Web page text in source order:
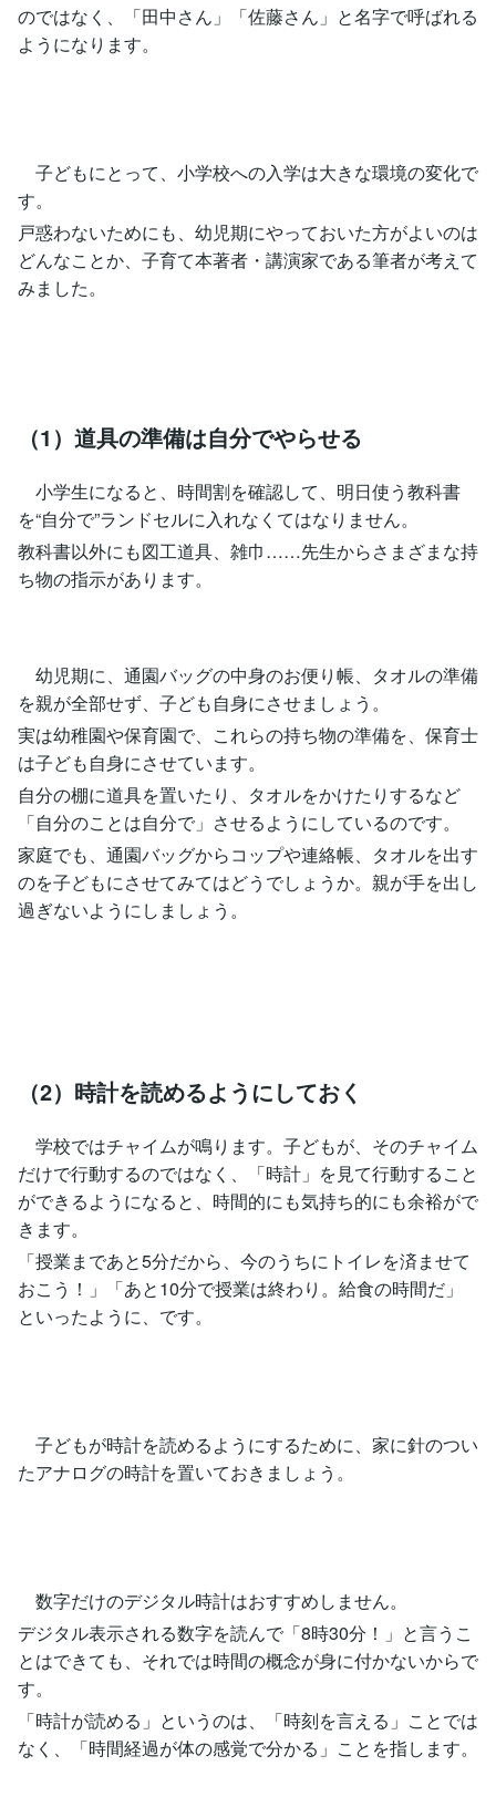
のではなく、「田中さん」「佐藤さん」と名字で呼ばれる
ようになります。
子どもにとって、小学校への入学は大きな環境の変化で
す。
戸惑わないためにも、幼児期にやっておいた方がよいのは
どんなことか、子育て本著者・講演家である筆者が考えて
みました。
（1）道具の準備は自分でやらせる
小学生になると、時間割を確認して、明日使う教科書
を“自分で”ランドセルに入れなくてはなりません。
教科書以外にも図工道具、雑巾……先生からさまざまな持
ち物の指示があります。
幼児期に、通園バッグの中身のお便り帳、タオルの準備
を親が全部せず、子ども自身にさせましょう。
実は幼稚園や保育園で、これらの持ち物の準備を、保育士
は子ども自身にさせています。
自分の棚に道具を置いたり、タオルをかけたりするなど
「自分のことは自分で」させるようにしているのです。
家庭でも、通園バッグからコップや連絡帳、タオルを出す
のを子どもにさせてみてはどうでしょうか。親が手を出し
過ぎないようにしましょう。
（2）時計を読めるようにしておく
学校ではチャイムが鳴ります。子どもが、そのチャイム
だけで行動するのではなく、「時計」を見て行動すること
ができるようになると、時間的にも気持ち的にも余裕がで
きます。
「授業まであと5分だから、今のうちにトイレを済ませて
おこう！」「あと10分で授業は終わり。給食の時間だ」
といったように、です。
子どもが時計を読めるようにするために、家に針のつい
たアナログの時計を置いておきましょう。
数字だけのデジタル時計はおすすめしません。
デジタル表示される数字を読んで「8時30分！」と言うこ
とはできても、それでは時間の概念が身に付かないからで
す。
「時計が読める」というのは、「時刻を言える」ことでは
なく、「時間経過が体の感覚で分かる」ことを指します。